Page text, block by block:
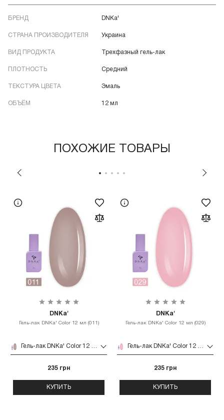
БРЕНД DNKa'
СТРАНА ПРОИЗВОДИТЕЛЯ Украина
ВИД ПРОДУКТА Трехфазный гель-лак
ПЛОТНОСТЬ Средний
ТЕКСТУРА ЦВЕТА Эмаль
ОБЪЁМ 12 мл
ПОХОЖИЕ ТОВАРЫ
DNKa'
Гель-лак DNKa' Color 12 мл (011)
Гель-лак DNKa' Color 12 мл (011)
235 грн
КУПИТЬ
DNKa'
Гель-лак DNKa' Color 12 мл (029)
Гель-лак DNKa' Color 12 мл (029)
235 грн
КУПИТЬ